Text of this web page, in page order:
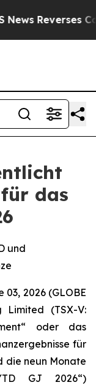
Airs Story
das
und
03, 2026 (GLOBE
Limited (TSX-V:
oder das
für
die neun Monate
GJ 2026“)